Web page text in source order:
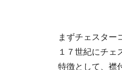
まずチェスター
１７世紀にチェ
特徴として、襟